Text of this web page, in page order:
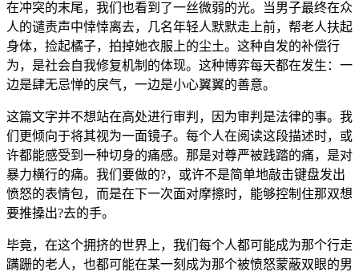
在冲突的末尾，我们也看到了一丝微弱的光。当男子最终在众
人的谴责声中悻悻离去，几名年轻人默默走上前，帮老人扶起
身体，捡起橘子，拍掉她衣服上的尘土。这种自发的补偿行
为，是社会自我修复机制的体现。这种博弈每天都在发生：一
边是肆无忌惮的戾气，一边是小心翼翼的善意。
这篇文字并不想站在高处进行审判，因为审判是法律的事。我
们更倾向于将其视为一面镜子。每个人在阅读这段描述时，或
许都能感受到一种切身的痛感。那是对尊严被践踏的痛，是对
暴力横行的痛。我们要做的?，或许不是简单地敲击键盘发出
愤怒的表情包，而是在下一次面对摩擦时，能够控制住那双想
要推搡出?去的手。
毕竟，在这个拥挤的世界上，我们每个人都可能成为那个行走
蹒跚的老人，也都可能在某一刻成为那个被愤怒蒙蔽双眼的男